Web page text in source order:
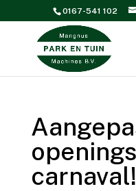
0167-541 102
carnaval!